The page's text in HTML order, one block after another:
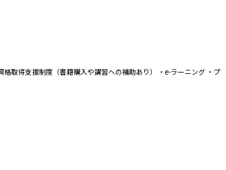
取得支援制度（書籍購入や講習への補助あり） ・e-ラーニング ・プ